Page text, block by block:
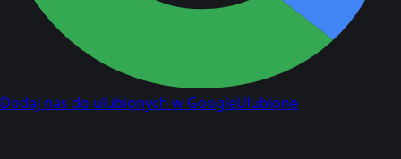
Dodaj nas do ulubionych w GoogleUlubione